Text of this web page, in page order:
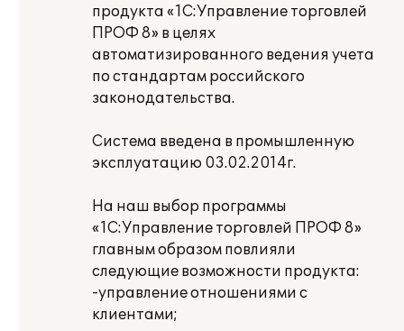
продукта «1С:Управление торговлей
ПРОФ 8» в целях
автоматизированного ведения учета
по стандартам российского
законодательства.
Система введена в промышленную
эксплуатацию 03.02.2014г.
На наш выбор программы
«1С:Управление торговлей ПРОФ 8»
главным образом повлияли
следующие возможности продукта:
-управление отношениями с
клиентами;